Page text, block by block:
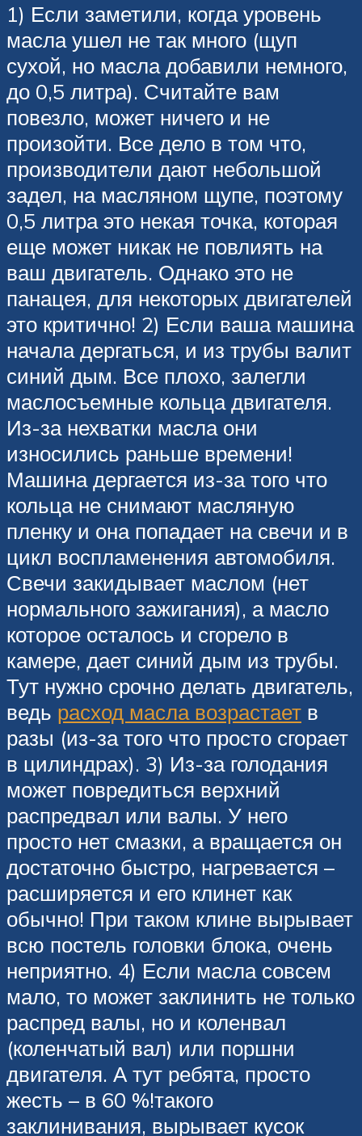
1) Если заметили, когда уровень
масла ушел не так много (щуп
сухой, но масла добавили немного,
до 0,5 литра). Считайте вам
повезло, может ничего и не
произойти. Все дело в том что,
производители дают небольшой
задел, на масляном щупе, поэтому
0,5 литра это некая точка, которая
еще может никак не повлиять на
ваш двигатель. Однако это не
панацея, для некоторых двигателей
это критично! 2) Если ваша машина
начала дергаться, и из трубы валит
синий дым. Все плохо, залегли
маслосъемные кольца двигателя.
Из-за нехватки масла они
износились раньше времени!
Машина дергается из-за того что
кольца не снимают масляную
пленку и она попадает на свечи и в
цикл воспламенения автомобиля.
Свечи закидывает маслом (нет
нормального зажигания), а масло
которое осталось и сгорело в
камере, дает синий дым из трубы.
Тут нужно срочно делать двигатель,
ведь расход масла возрастает в
разы (из-за того что просто сгорает
в цилиндрах). 3) Из-за голодания
может повредиться верхний
распредвал или валы. У него
просто нет смазки, а вращается он
достаточно быстро, нагревается –
расширяется и его клинет как
обычно! При таком клине вырывает
всю постель головки блока, очень
неприятно. 4) Если масла совсем
мало, то может заклинить не только
распред валы, но и коленвал
(коленчатый вал) или поршни
двигателя. А тут ребята, просто
жесть – в 60 %!такого
заклинивания, вырывает кусок